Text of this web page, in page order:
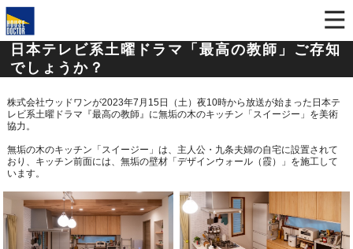
日本テレビ系土曜ドラマ「最高の教師」ご存知
でしょうか？
株式会社ウッドワンが2023年7月15日（土）夜10時から放送が始まった日本テ
レビ系土曜ドラマ『最高の教師』に無垢の木のキッチン「スイージー」を美術
協力。
無垢の木のキッチン「スイージー」は、主人公・九条夫婦の自宅に設置されて
おり、 キッチン前面には、無垢の壁材「デザインウォール（霞）」を施工して
います。